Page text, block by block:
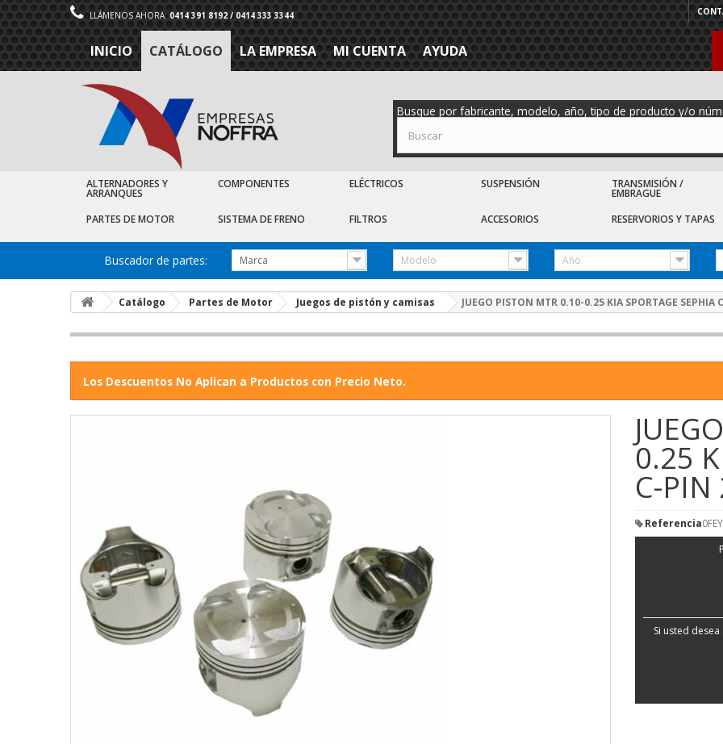
LLÁMENOS AHORA: 0414 391 8192 / 0414 333 3344
INICIO CATÁLOGO LA EMPRESA MI CUENTA AYUDA
Busque por fabricante, modelo, año, tipo de producto y/o
ALTERNADORES Y
ARRANQUES
COMPONENTES ELÉCTRICOS SUSPENSIÓN TRANSMISIÓN /
EMBRAGUE
PARTES DE MOTOR SISTEMA DE FRENO FILTROS ACCESORIOS RESERVORIOS Y TAPAS
Buscador de partes: Marca Modelo Año
Catálogo Partes de Motor Juegos de pistón y camisas JUEGO PISTON MTR 0.10-0.25 KIA SPORTAGE SEPHIA
Los Descuentos No Aplican a Productos con Precio Neto.
0.25
C-PIN
Referencia
Si usted